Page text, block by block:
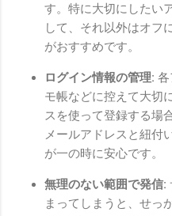
す。特に大切にしたい
して、それ以外はオフ
がおすすめです。
ログイン情報の管理: 各
モ帳などに控えて大切
スを使って登録する場
メールアドレスと紐付
が一の時に安心です。
無理のない範囲で発信:
まってしまうと、せっ